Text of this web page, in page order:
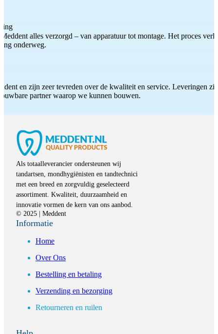
alles verzorgd – van apparatuur tot montage. Het proces
onderweg.
en zijn zeer tevreden over de kwaliteit en service. Leveringen
partner waarop we kunnen bouwen.
Als totaalleverancier ondersteunen wij
tandartsen, mondhygiënisten en tandtechnici
met een breed en zorgvuldig geselecteerd
assortiment. Kwaliteit, duurzaamheid en
innovatie vormen de kern van ons aanbod.
© 2025 | Meddent
Informatie
Home
Over Ons
Bestelling en betaling
Verzending en bezorging
Retourneren en ruilen